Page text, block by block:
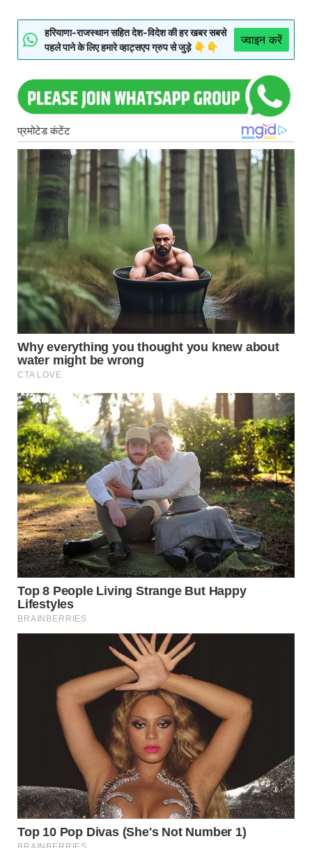
हरियाणा-राजस्थान सहित देश-विदेश की हर खबर सबसे
पहले पाने के लिए हमारे व्हाट्सएप ग्रुप से जुड़े 👇👇
ज्वाइन करें